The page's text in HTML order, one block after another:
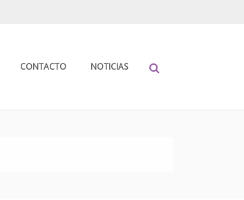
CONTACTO NOTICIAS